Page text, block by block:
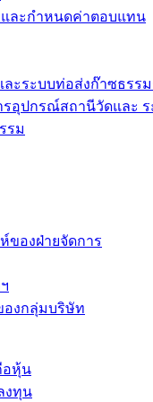
ละกำหนดค่าตอบแทน
ะระบบท่อส่งก๊าซธรร
รอุปกรณ์สถานีวัดและ
รม
ของฝ่ายจัดการ
องกลุ่มบริษัท
อหุ้น
งทุน